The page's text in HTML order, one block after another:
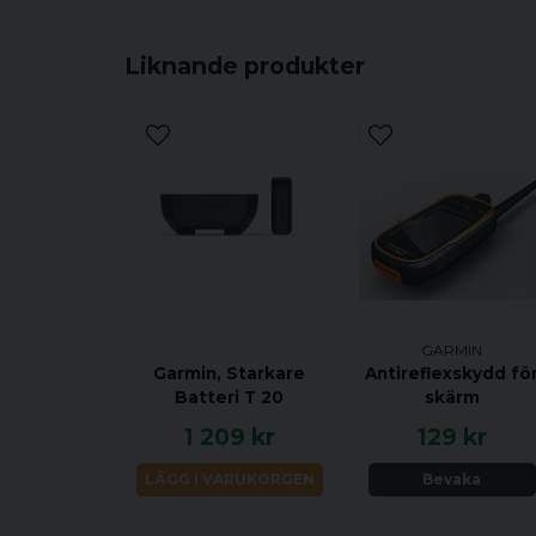
Liknande produkter
Garmin, Starkare
Batteri T 20
1 209 kr
LÄGG I VARUKORGEN
GARMIN
Antireflexskydd för
skärm
129 kr
Bevaka